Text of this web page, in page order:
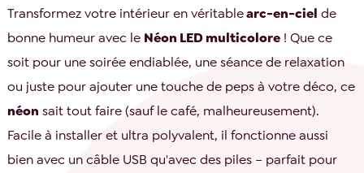
Transformez votre intérieur en véritablearc-en-ciel de
bonne humeur avec le Néon LED multicolore ! Que ce
soit pour une soirée endiablée, une séance de relaxation
ou juste pour ajouter une touche de peps à votre déco, ce
néon sait tout faire (sauf le café, malheureusement).
Facile à installer et ultra polyvalent, il fonctionne aussi
bien avec un câble USB qu'avec des piles – parfait pour